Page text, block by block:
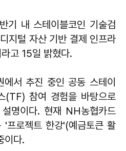
기 내 스테이블코인 기술검
지털 자산 기반 결제 인프라
고 15일 밝혔다.
서 추진 중인 공동 스테이
(TF) 참여 경험을 바탕으로
명이다. 현재 NH농협카드
'프로젝트 한강'(예금토큰 활
이다.